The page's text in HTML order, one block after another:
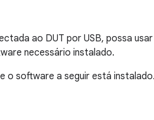
ao DUT por USB, possa
necessário instalado.
o software a seguir está instalado.